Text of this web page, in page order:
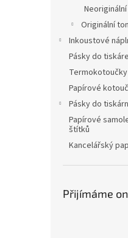
Originální
Inkoustové
Pásky do
Termokotoučky
Papírové
Pásky do
Papírové
štítků
Kancelářský
Přijímáme